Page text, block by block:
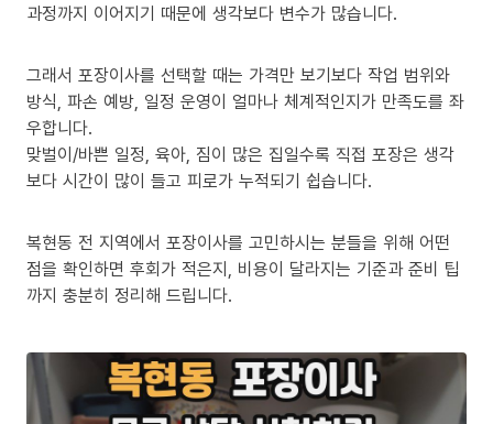
과정까지 이어지기 때문에 생각보다 변수가 많습니다.
그래서 포장이사를 선택할 때는 가격만 보기보다 작업 범위와
방식, 파손 예방, 일정 운영이 얼마나 체계적인지가 만족도를 좌
우합니다.
맞벌이/바쁜 일정, 육아, 짐이 많은 집일수록 직접 포장은 생각
보다 시간이 많이 들고 피로가 누적되기 쉽습니다.
복현동 전 지역에서 포장이사를 고민하시는 분들을 위해 어떤
점을 확인하면 후회가 적은지, 비용이 달라지는 기준과 준비 팁
까지 충분히 정리해 드립니다.